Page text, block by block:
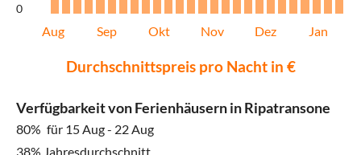
0
Aug Sep Okt Nov Dez Jan
Durchschnittspreis pro Nacht in €
Verfügbarkeit von Ferienhäusern in Ripatransone
80% für 15 Aug - 22 Aug
38% Jahresdurchschnitt